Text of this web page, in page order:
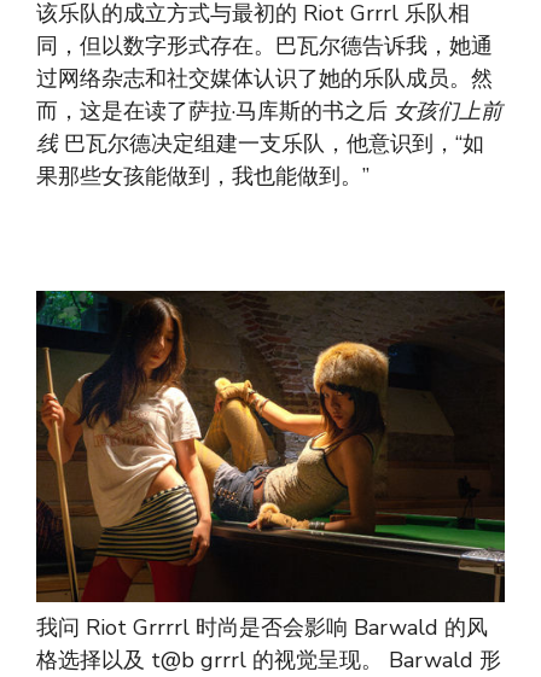
该乐队的成立方式与最初的 Riot Grrrl 乐队相
同，但以数字形式存在。巴瓦尔德告诉我，她通
过网络杂志和社交媒体认识了她的乐队成员。然
而，这是在读了萨拉·马库斯的书之后 女孩们上前
线巴瓦尔德决定组建一支乐队，他意识到，“如
果那些女孩能做到，我也能做到。”
我问 Riot Grrrrl 时尚是否会影响 Barwald 的风
格选择以及 t@b grrrl 的视觉呈现。 Barwald 形